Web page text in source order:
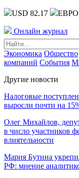
USD 82.17 ЕВРО
Онлайн журнал
Экономика Общество
компаний События
Другие новости
Налоговые
выросли почти на
Олег Михайлов,
в число участников
влиятельности
Мария Бутина
РФ: мнение